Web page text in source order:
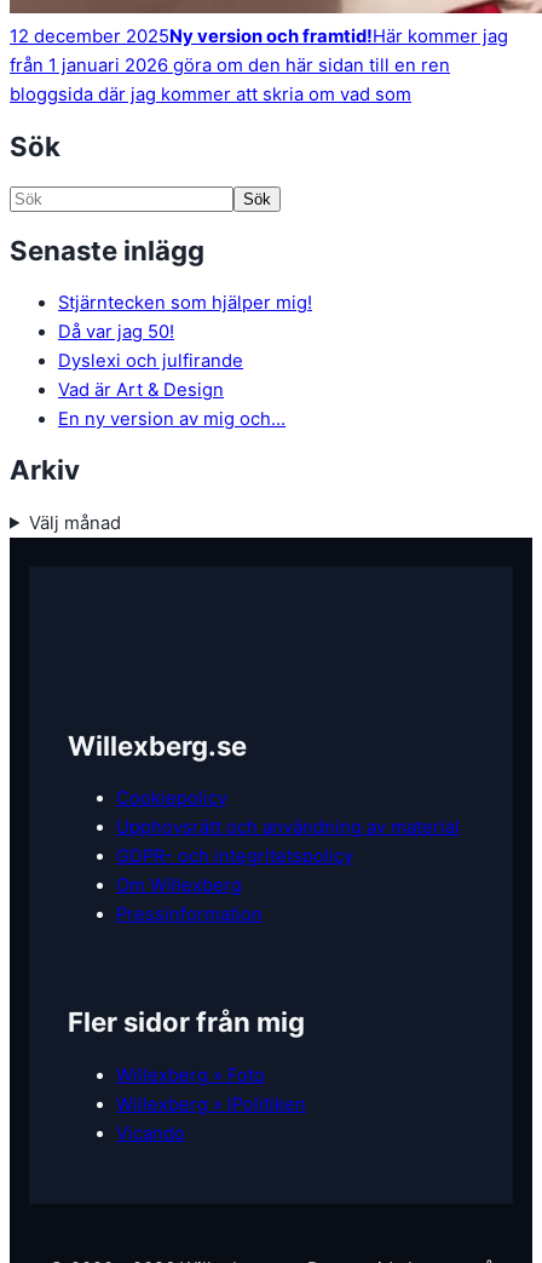
12 december 2025Ny version och framtid!Här kommer jag
från 1 januari 2026 göra om den här sidan till en ren
bloggsida där jag kommer att skria om vad som
Sök
Sök
Sök
Senaste inlägg
Stjärntecken som hjälper mig!
Då var jag 50!
Dyslexi och julfirande
Vad är Art & Design
En ny version av mig och…
Arkiv
Välj månad
Willexberg.se
Cookiepolicy
Upphovsrätt och användning av material
GDPR- och integritetspolicy
Om Willexberg
Pressinformation
Fler sidor från mig
Willexberg » Foto
Willexberg » IPolitiken
Vicando